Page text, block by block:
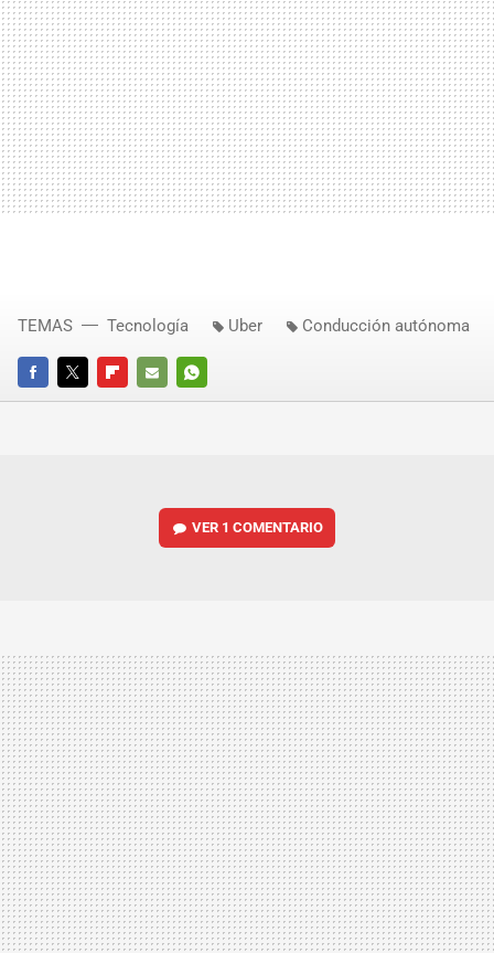
FACEBOOKTWITTERFLIPBOARD
E-
WHATSAPP
TEMAS Tecnología Uber Conducción autónoma
VER 1 COMENTARIO